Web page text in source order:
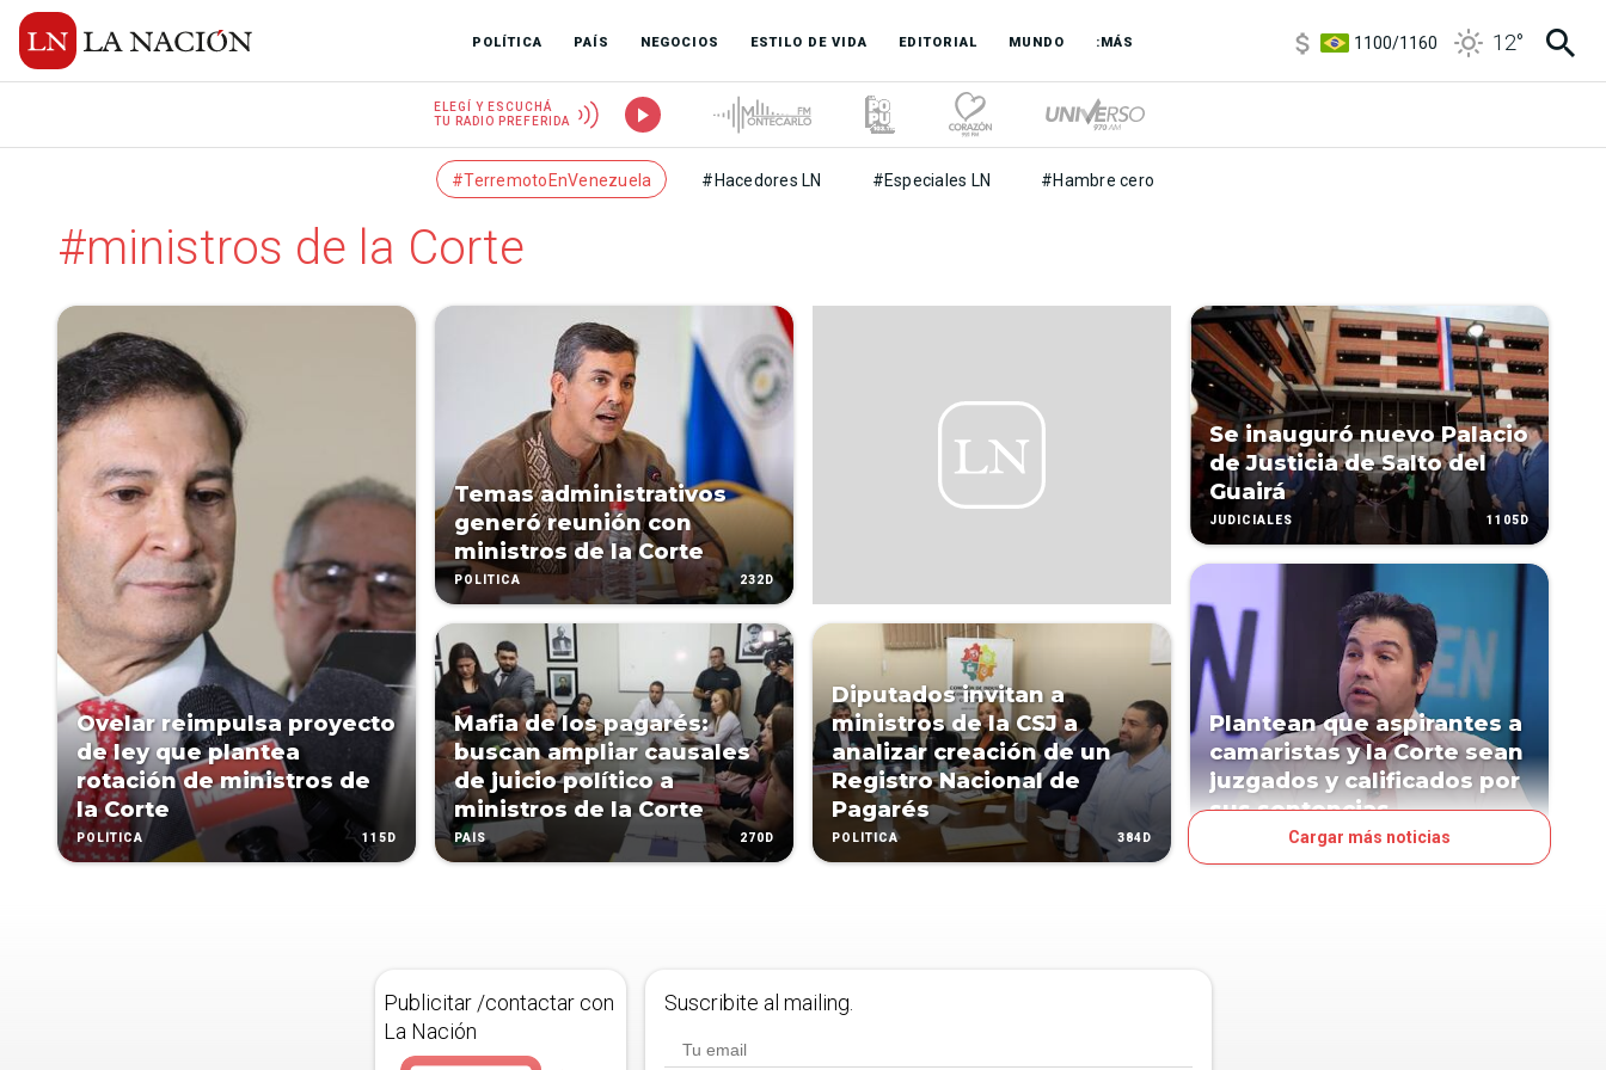
POLÍTICA PAÍS NEGOCIOS ESTILO DE VIDA EDITORIAL MUNDO :MÁS
1100/1160
12°
ELEGÍ Y ESCUCHÁ
TU RADIO PREFERIDA
#TerremotoEnVenezuela #Hacedores LN #Especiales LN #Hambre cero
#ministros de la Corte
Ovelar reimpulsa proyecto
de ley que plantea
rotación de ministros de
la Corte
POLÍTICA 115D
Temas administrativos
generó reunión con
ministros de la Corte
POLÍTICA 232D
Mafia de los pagarés:
buscan ampliar causales
de juicio político a
ministros de la Corte
PAÍS 270D
Diputados invitan a
ministros de la CSJ a
analizar creación de un
Registro Nacional de
Pagarés
POLÍTICA 384D
Se inauguró nuevo Palacio
de Justicia de Salto del
Guairá
JUDICIALES 1105D
Plantean que aspirantes a
camaristas y la Corte sean
juzgados y calificados por
sus sentencias
Cargar más noticias
Publicitar /contactar con
La Nación
Suscribite al mailing.